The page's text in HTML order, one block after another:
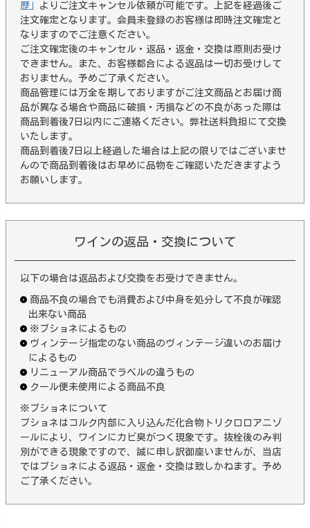
歴」 よりご注文キャンセル依頼が可能です。上記を経過後ご
注文確定となります。会員未登録のお客様は即時注文確定と
なりますのでご注意ください。
ご注文確定後のキャンセル・返品・返金・交換は原則お受け
できません。また、お客様都合による返品は一切お受けして
おりません。予めご了承ください。
商品管理には万全を期しておりますがご注文商品とお届け商
品が異なる場合や商品に破損・汚損などの不良があった際は
商品到着後7日以内にご連絡ください。弊社送料負担にて交換
いたします。
商品到着後7日以上経過した場合は上記の限りではございませ
んので商品到着後はお早めに品物をご確認いただきますよう
お願いします。
ワインの返品・交換について
以下の場合は返品および交換をお受けできません。
商品不良の場合でも消費および中身を処分して不良が確認
出来ない商品
※ブショネによるもの
ヴィンテージ指定のない商品のヴィンテージ違いのお届け
によるもの
リニューアル商品でラベルの違うもの
クール便未使用による商品不良
※ブショネについて
ブショネはコルク内部に入り込んだ化合物トリクロロアニゾ
ールにより、ワインにカビ臭がつく現象です。抜栓後のみ判
別ができる現象ですので、誠に申し訳御座いませんが、当店
ではブショネによる返品・返金・交換は致しかねます。予め
ご了承ください。